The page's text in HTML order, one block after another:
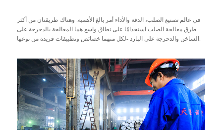
في عالم تصنيع الصلب، الدقة والأداء أمر بالغ الأهمية. وهناك طريقتان من أكثر
طرق معالجة الصلب استخدامًا على نطاق واسع هما المعالجة بالدحرجة على